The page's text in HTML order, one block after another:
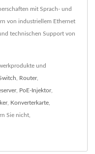
mit Sprach- und
von industriellem Ethernet
technischen Support von
und
Router,
, PoE-Injektor,
, Konverterkarte
Sie nicht,